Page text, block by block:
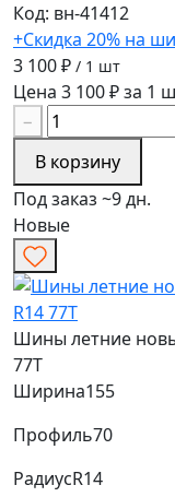
Код: вн-41412
+Скидка 20% на
3 100 ₽ / 1 шт
Цена 3 100 ₽ за 1
−
В корзину
Под заказ ~9 дн.
Новые
Шины летние
77T
Ширина155
Профиль70
РадиусR14